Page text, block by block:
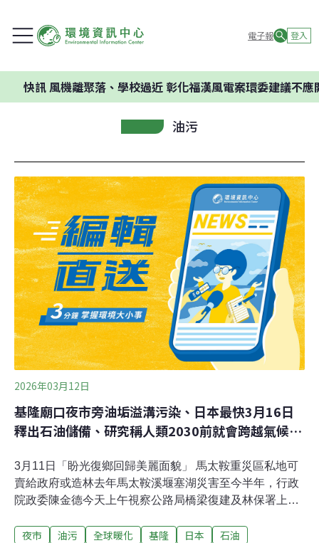
電子報 登入
機離聚落、學校過近 彰化福漢風電案環委建議不應開發
油污
2026年03月12日
基隆廟口夜市旁油垢溢溝污染、日本最快3月16日
釋出石油儲備、研究稱人類2030前就會跨越氣候紅
3月11日「盼光復鄉回歸美麗面貌」 馬太鞍重災區私地可
賣給政府或造林去年馬太鞍溪堰塞湖災害至今半年，行政
院政委陳金德今天上午視察公路局橋梁復建及林保署上游
夜市 油污 全球暖化 基隆 日本 石油